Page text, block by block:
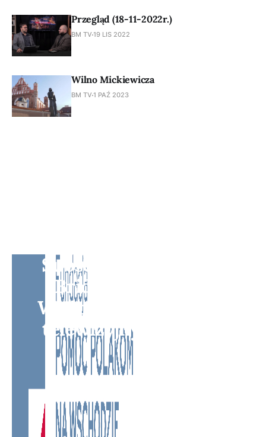
Przegląd (18-11-2022r.)
BM TV19 LIS 2022
Wilno Mickiewicza
BM TV1 PAŹ 2023
Subscribe to BM TV -
Bridge Media TV -
Wielokulturowy kanał
telewizyjny na Litwie